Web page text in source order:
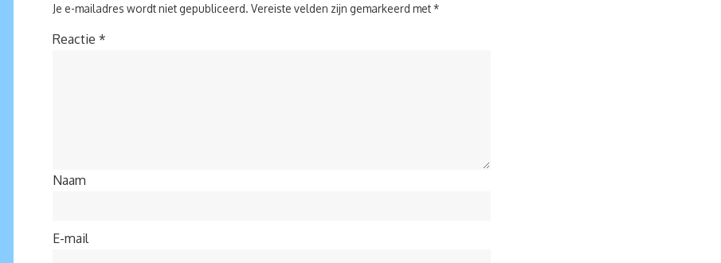
Je e-mailadres wordt niet gepubliceerd. Vereiste velden zijn gemarkeerd met*
Reactie *
Naam
E-mail